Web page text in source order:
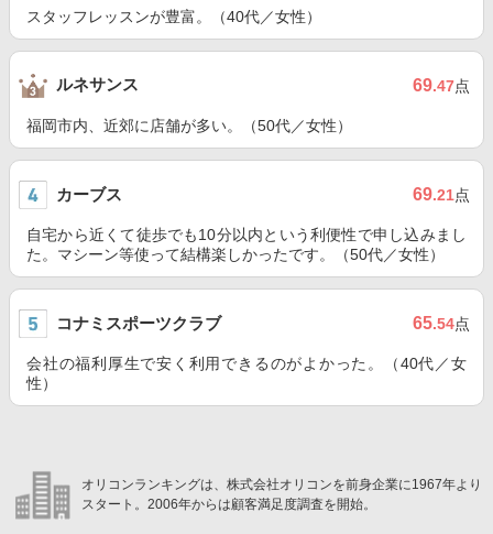
スタッフレッスンが豊富。（40代／女性）
ルネサンス 69.47点
福岡市内、近郊に店舗が多い。（50代／女性）
カーブス 69.21点
自宅から近くて徒歩でも10分以内という利便性で申し込みまし
た。マシーン等使って結構楽しかったです。（50代／女性）
コナミスポーツクラブ 65.54点
会社の福利厚生で安く利用できるのがよかった。（40代／女
性）
オリコンランキングは、株式会社オリコンを前身企業に1967年より
スタート。2006年からは顧客満足度調査を開始。